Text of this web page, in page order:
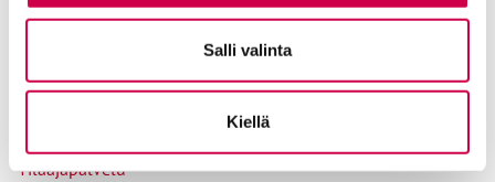
Salli valinta
Kiellä
Tilaajapalvelu
Kestotilaajan edut
Tilaajapalvelu